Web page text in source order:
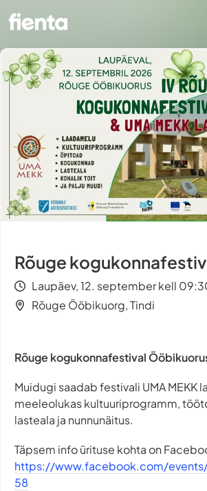
Rõuge
Laupäev, 12. september kell
Rõuge Ööbikuorg, Tindi
Rõuge kogukonnafestival
Muidugi saadab festivali UMA MEKK
meeleolukas kultuuriprogramm,
lasteala ja nunnunäitus.
Täpsem info ürituse kohta on
https://www.facebook.com/events/
58